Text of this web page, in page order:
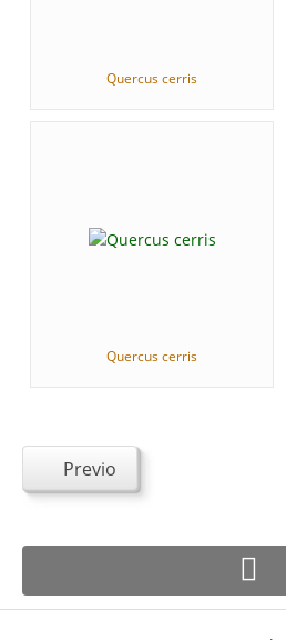
Quercus cerris
Quercus cerris
Previo